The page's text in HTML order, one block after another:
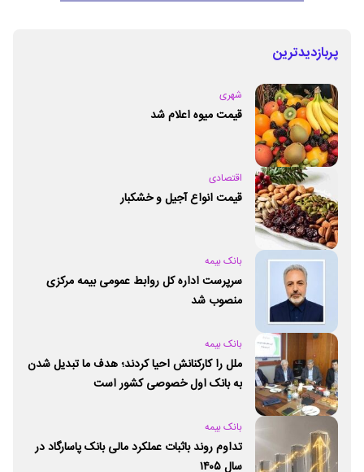
پربازدیدترین
شهری
قیمت میوه اعلام شد
اقتصادی
قیمت انواع آجیل و خشکبار
بانک بیمه
سرپرست اداره کل روابط عمومی بیمه مرکزی
منصوب شد
بانک بیمه
ملل را کارکنانش احیا کردند؛ هدف ما تبدیل شدن
به بانک اول خصوصی کشور است
بانک بیمه
تداوم روند باثبات عملکرد مالی بانک پاسارگاد در
سال ۱۴۰۵